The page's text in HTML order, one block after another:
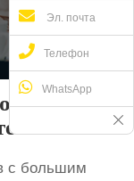
с большим
Эл. почта
Телефон
WhatsApp